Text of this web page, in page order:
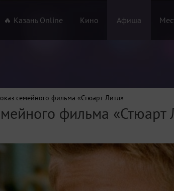
🔥 Казань Online Кино Афиша
семейного фильма «Стюарт Литл»
фильма «Стюарт